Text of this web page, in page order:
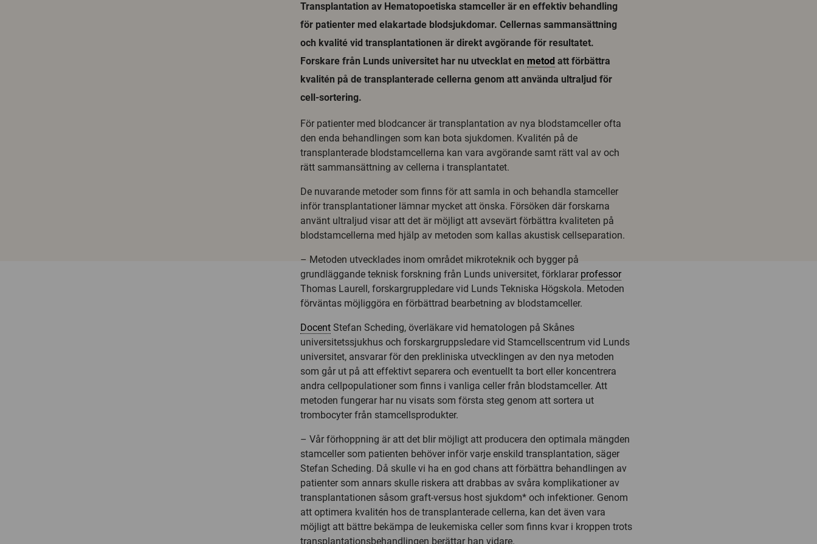
Transplantation av Hematopoetiska stamceller är en effektiv behandling
för patienter med elakartade blodsjukdomar. Cellernas sammansättning
och kvalité vid transplantationen är direkt avgörande för resultatet.
Forskare från Lunds universitet har nu utvecklat en metod att förbättra
kvalitén på de transplanterade cellerna genom att använda ultraljud för
cell-sortering.
För patienter med blodcancer är transplantation av nya blodstamceller ofta
den enda behandlingen som kan bota sjukdomen. Kvalitén på de
transplanterade blodstamcellerna kan vara avgörande samt rätt val av och
rätt sammansättning av cellerna i transplantatet.
De nuvarande metoder som finns för att samla in och behandla stamceller
inför transplantationer lämnar mycket att önska. Försöken där forskarna
använt ultraljud visar att det är möjligt att avsevärt förbättra kvaliteten på
blodstamcellerna med hjälp av metoden som kallas akustisk cellseparation.
– Metoden utvecklades inom området mikroteknik och bygger på
grundläggande teknisk forskning från Lunds universitet, förklarar professor
Thomas Laurell, forskargruppledare vid Lunds Tekniska Högskola. Metoden
förväntas möjliggöra en förbättrad bearbetning av blodstamceller.
Docent Stefan Scheding, överläkare vid hematologen på Skånes
universitetssjukhus och forskargruppsledare vid Stamcellscentrum vid Lunds
universitet, ansvarar för den prekliniska utvecklingen av den nya metoden
som går ut på att effektivt separera och eventuellt ta bort eller koncentrera
andra cellpopulationer som finns i vanliga celler från blodstamceller. Att
metoden fungerar har nu visats som första steg genom att sortera ut
trombocyter från stamcellsprodukter.
– Vår förhoppning är att det blir möjligt att producera den optimala mängden
stamceller som patienten behöver inför varje enskild transplantation, säger
Stefan Scheding. Då skulle vi ha en god chans att förbättra behandlingen av
patienter som annars skulle riskera att drabbas av svåra komplikationer av
transplantationen såsom graft-versus host sjukdom* och infektioner. Genom
att optimera kvalitén hos de transplanterade cellerna, kan det även vara
möjligt att bättre bekämpa de leukemiska celler som finns kvar i kroppen trots
transplantationsbehandlingen berättar han vidare.